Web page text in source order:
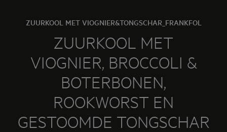
ZUURKOOL MET VIOGNIER&TONGSCHAR_FRANKFOL
ZUURKOOL MET
VIOGNIER, BROCCOLI &
BOTERBONEN,
ROOKWORST EN
GESTOOMDE TONGSCHAR